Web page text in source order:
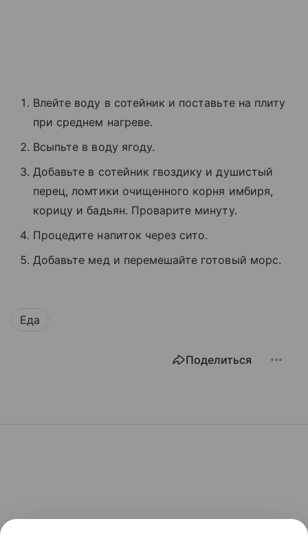
Влейте воду в сотейник и поставьте на плиту
при среднем нагреве.
Всыпьте в воду ягоду.
Добавьте в сотейник гвоздику и душистый
перец, ломтики очищенного корня имбиря,
корицу и бадьян. Проварите минуту.
Процедите напиток через сито.
Добавьте мед и перемешайте готовый морс.
Еда
Поделиться